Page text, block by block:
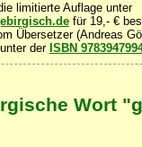
limitierte Auflage unter
für 19,- €
Übersetzer (Andreas
der ISBN
Wort